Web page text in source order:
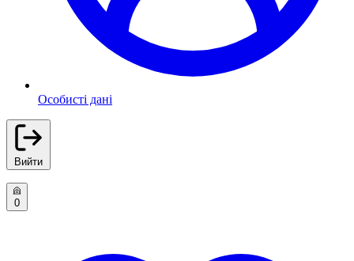
Особисті дані
Вийти
0